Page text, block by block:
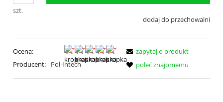
szt.
dodaj do przechowalni
Ocena:
Producent:
Pol-Intech
zapytaj o produkt
poleć znajomemu